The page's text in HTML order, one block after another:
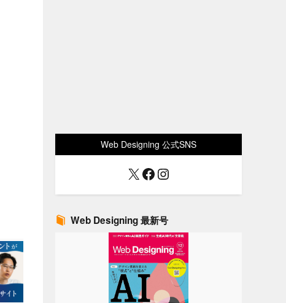
Web Designing 公式SNS
X Facebook
Instagram
Web Designing 最新号